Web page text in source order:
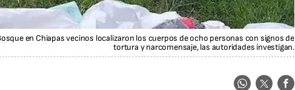
en Chiapas vecinos localizaron los cuerpos de ocho personas con signos de
tortura y narcomensaje, las autoridades investigan.